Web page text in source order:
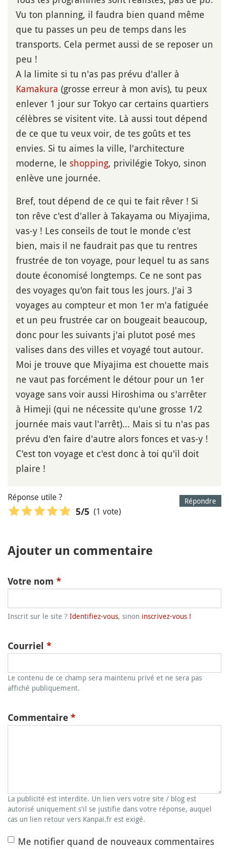
Vu ton planning, il faudra bien quand même
que tu passes un peu de temps dans les
transports. Cela permet aussi de se reposer un
peu !
A la limite si tu n'as pas prévu d'aller à
Kamakura (grosse erreur à mon avis), tu peux
enlever 1 jour sur Tokyo car certains quartiers
célèbres se visitent vite. Là aussi tout dépend
de ce que tu veux voir, de tes goûts et tes
envies. Si tu aimes la ville, l'architecture
moderne, le shopping, privilégie Tokyo, sinon
enlève une journée.
Bref, tout dépend de ce qui te fait rêver ! Si
ton rêve c'est d'aller à Takayama ou Miyajima,
vas-y ! Les conseils de tout le monde c'est
bien, mais il ne faudrait pas que tu rentres
frustrée de ton voyage, pour lequel tu as sans
doute économisé longtemps. Ce ne sont pas
des voyages qu'on fait tous les jours. J'ai 3
voyages au compteur et mon 1er m'a fatiguée
et un peu frustrée car on bougeait beaucoup,
donc pour les suivants j'ai plutot posé mes
valises dans des villes et voyagé tout autour.
Moi je trouve que Miyajima est chouette mais
ne vaut pas forcément le détour pour un 1er
voyage sans voir aussi Hiroshima ou s'arrêter
à Himeji (qui ne nécessite qu'une grosse 1/2
journée mais vaut l'arrêt)... Mais si tu n'as pas
prévu d'en faire d'autre alors fonces et vas-y !
C'est ton voyage et c'est donc à toi qu'il doit
plaire !
Répondre
Réponse utile ?
5/5 (1 vote)
Ajouter un commentaire
Votre nom *
Inscrit sur le site ? Identifiez-vous, sinon inscrivez-vous !
Courriel *
Le contenu de ce champ sera maintenu privé et ne sera pas
affiché publiquement.
Commentaire *
La publicité est interdite. Un lien vers votre site / blog est
autorisé uniquement s'il se justifie dans votre réponse, auquel
cas un lien retour vers Kanpai.fr est exigé.
Me notifier quand de nouveaux commentaires